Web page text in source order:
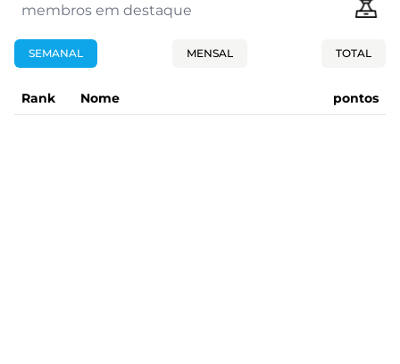
membros em destaque
SEMANAL MENSAL TOTAL
Rank Nome pontos